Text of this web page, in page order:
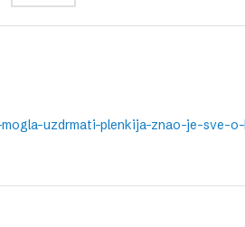
uzdrmati-plenkija-znao-je-sve-